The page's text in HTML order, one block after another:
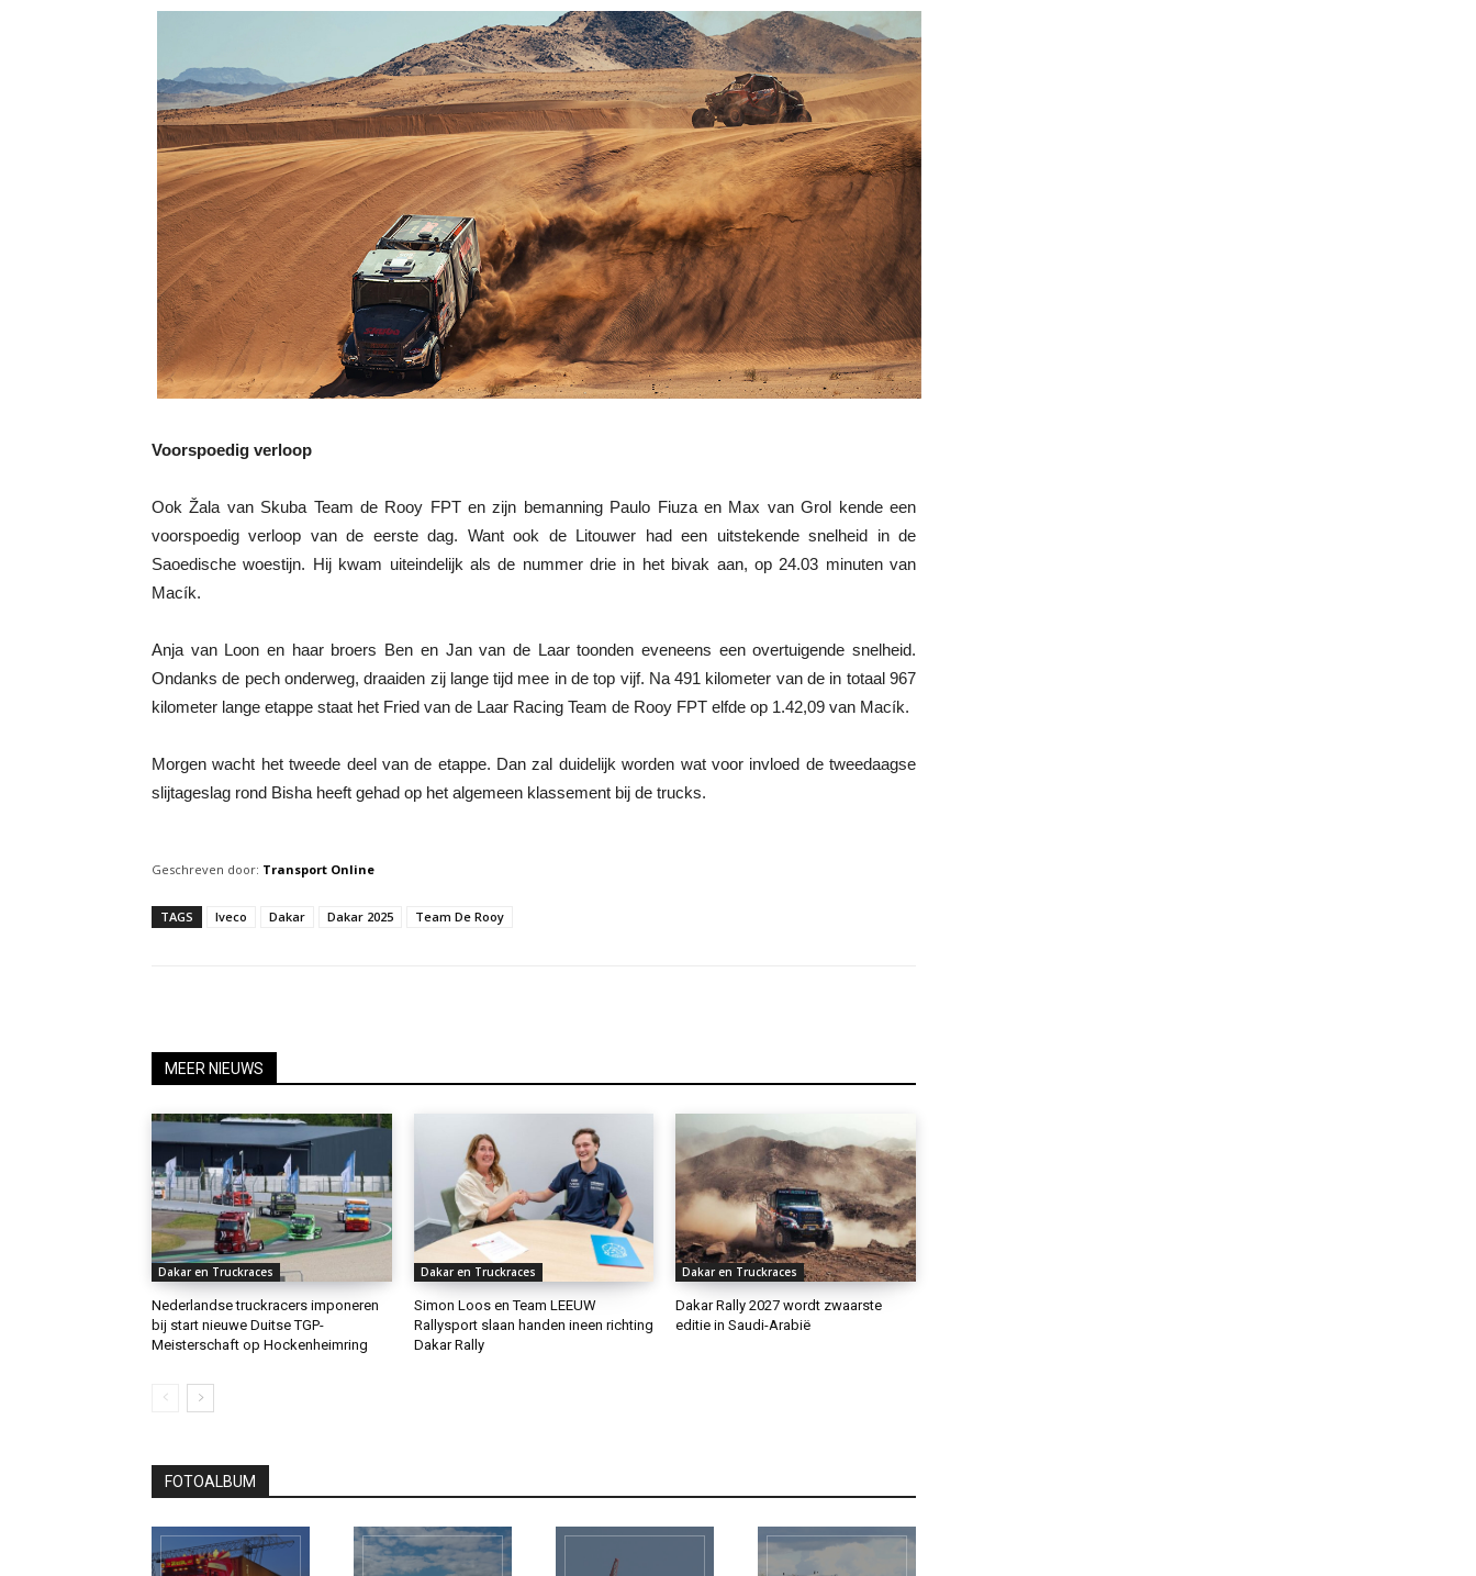
Voorspoedig verloop
Ook Žala van Skuba Team de Rooy FPT en zijn bemanning Paulo Fiuza en Max van Grol kende een
voorspoedig verloop van de eerste dag. Want ook de Litouwer had een uitstekende snelheid in de
Saoedische woestijn. Hij kwam uiteindelijk als de nummer drie in het bivak aan, op 24.03 minuten van
Macík.
Anja van Loon en haar broers Ben en Jan van de Laar toonden eveneens een overtuigende snelheid.
Ondanks de pech onderweg, draaiden zij lange tijd mee in de top vijf. Na 491 kilometer van de in totaal 967
kilometer lange etappe staat het Fried van de Laar Racing Team de Rooy FPT elfde op 1.42,09 van Macík.
Morgen wacht het tweede deel van de etappe. Dan zal duidelijk worden wat voor invloed de tweedaagse
slijtageslag rond Bisha heeft gehad op het algemeen klassement bij de trucks.
Geschreven door: Transport Online
TAGS Iveco Dakar Dakar 2025 Team De Rooy
MEER NIEUWS
Dakar en Truckraces
Nederlandse truckracers imponeren
bij start nieuwe Duitse TGP-
Meisterschaft op Hockenheimring
Dakar en Truckraces
Simon Loos en Team LEEUW
Rallysport slaan handen ineen richting
Dakar Rally
Dakar en Truckraces
Dakar Rally 2027 wordt zwaarste
editie in Saudi-Arabië
FOTOALBUM